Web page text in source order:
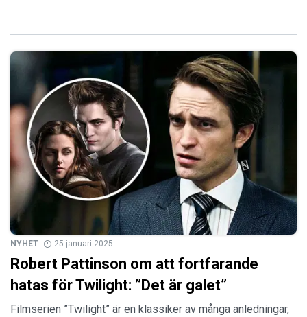
NYHET 25 januari 2025
Robert Pattinson om att fortfarande
hatas för Twilight: ”Det är galet”
Filmserien ”Twilight” är en klassiker av många anledningar,